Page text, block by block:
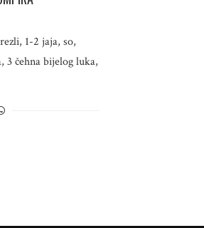
1-2 jaja, so,
3 čehna bijelog luka,